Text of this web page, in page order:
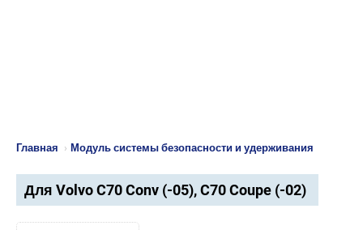
Главная › Модуль системы безопасности и удерживания
Для Volvo C70 Conv (-05), C70 Coupe (-02)